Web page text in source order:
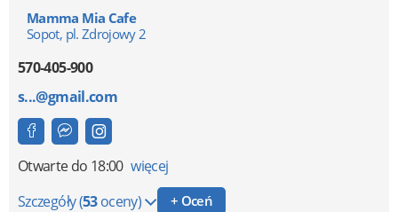
Mamma Mia Cafe
Sopot, pl. Zdrojowy 2
570-405-900
s...@gmail.com
Otwartedo 18:00 więcej
Szczegóły(53oceny) + Oceń